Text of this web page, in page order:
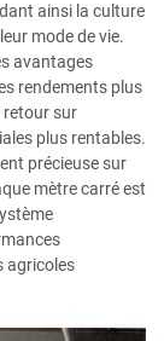
ainsi la culture
mode de vie.
avantages
rendements plus
retour sur
plus rentables.
précieuse sur
mètre carré est
agricoles